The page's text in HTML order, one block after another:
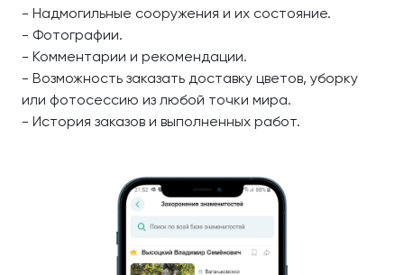
- Надмогильные сооружения и их состояние.
- Фотографии.
- Комментарии и рекомендации.
- Возможность заказать доставку цветов, уборку
или фотосессию из любой точки мира.
- История заказов и выполненных работ.